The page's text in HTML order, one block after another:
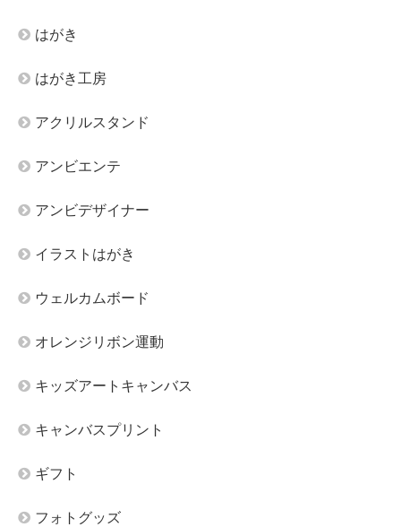
はがき
はがき工房
アクリルスタンド
アンビエンテ
アンビデザイナー
イラストはがき
ウェルカムボード
オレンジリボン運動
キッズアートキャンバス
キャンバスプリント
ギフト
フォトグッズ